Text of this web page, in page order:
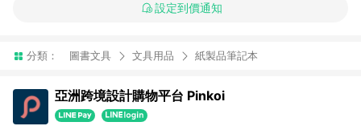
設定到價通知
分類： 圖書文具 文具用品 紙製品筆記本
亞洲跨境設計購物平台 Pinkoi